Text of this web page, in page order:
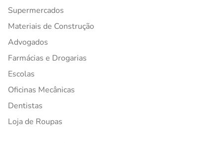
Supermercados
Materiais de Construção
Advogados
Farmácias e Drogarias
Escolas
Oficinas Mecânicas
Dentistas
Loja de Roupas